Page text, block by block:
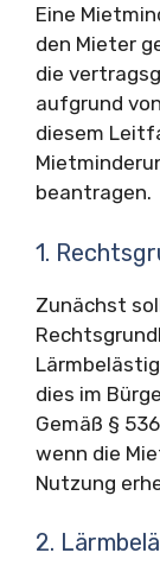
Eine
den Mieter
die
aufgrund
diesem
beantragen.
1.
Zunächst
dies im
Gemäß §
wenn die
Nutzung
2.